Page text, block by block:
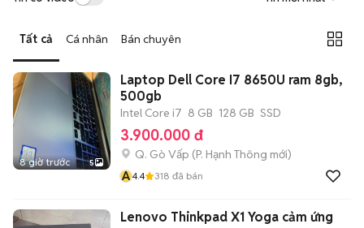
Tất cả Cá nhân Bán chuyên
8 giờ trước 5
Laptop Dell Core I7 8650U ram 8gb,
500gb
Intel Core i7 8 GB 128 GB SSD
3.900.000 đ
Q. Gò Vấp (P. Hạnh Thông mới)
A4.4 318 đã bán
Lenovo Thinkpad X1 Yoga cảm ứng